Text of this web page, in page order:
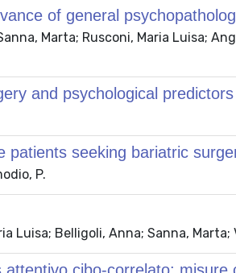
of general
Marta; Rusconi, Maria Luisa;
and psychological
seeking bariatric
P.
Luisa; Belligoli, Anna; Sanna,